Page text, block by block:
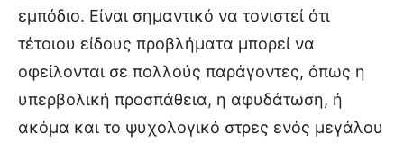
εμπόδιο. Είναι σημαντικό να τονιστεί ότι
τέτοιου είδους προβλήματα μπορεί να
οφείλονται σε πολλούς παράγοντες, όπως η
υπερβολική προσπάθεια, η αφυδάτωση, ή
ακόμα και το ψυχολογικό στρες ενός μεγάλου